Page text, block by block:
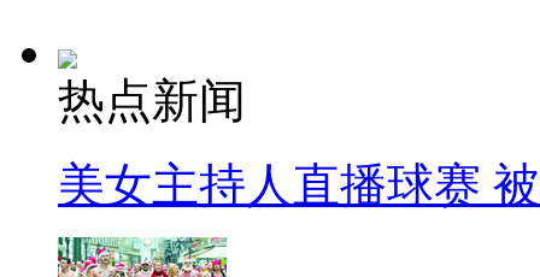
热点新闻
美女主持人直播球赛